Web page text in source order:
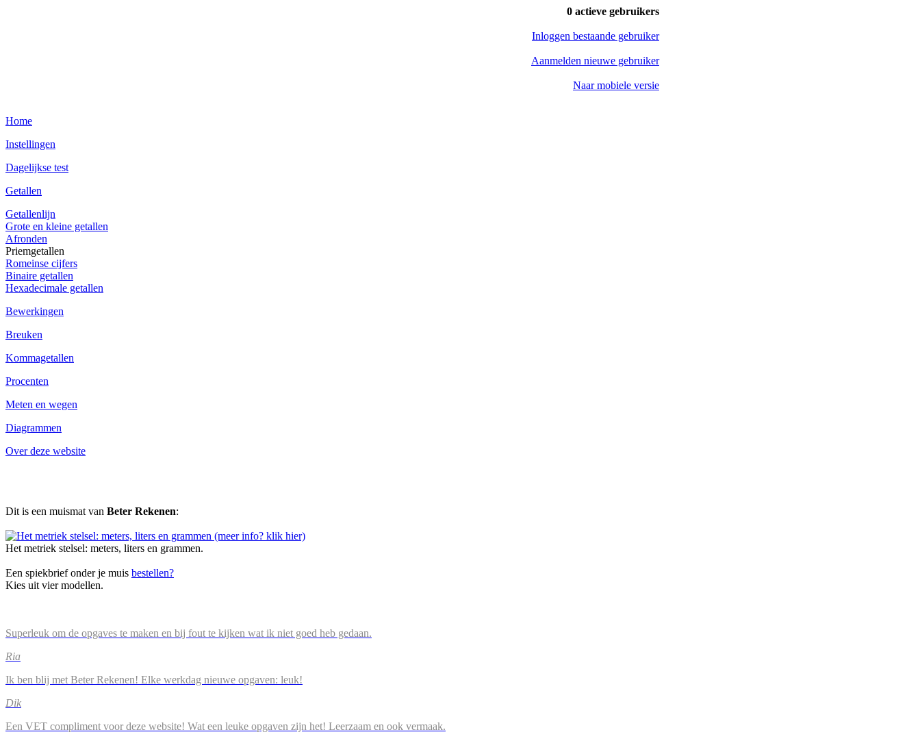
0 actieve gebruikers
Inloggen bestaande gebruiker
Aanmelden nieuwe gebruiker
Naar mobiele versie
Home
Instellingen
Dagelijkse test
Getallen
Getallenlijn
Grote en kleine getallen
Afronden
Priemgetallen
Romeinse cijfers
Binaire getallen
Hexadecimale getallen
Bewerkingen
Breuken
Kommagetallen
Procenten
Meten en wegen
Diagrammen
Over deze website
Dit is een muismat van Beter Rekenen:
Het metriek stelsel: meters, liters en grammen.
Een spiekbrief onder je muis bestellen?
Kies uit vier modellen.
Superleuk om de opgaves te maken en bij fout te kijken wat ik niet goed heb gedaan.
Ria
Ik ben blij met Beter Rekenen! Elke werkdag nieuwe opgaven: leuk!
Dik
Een VET compliment voor deze website! Wat een leuke opgaven zijn het! Leerzaam en ook vermaak.